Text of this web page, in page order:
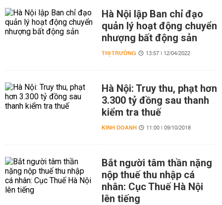
Hà Nội lập Ban chỉ đạo
quản lý hoạt động chuyển
nhượng bất động sản
THỊ TRƯỜNG 13:57 | 12/04/2022
Hà Nội: Truy thu, phạt hơn
3.300 tỷ đồng sau thanh
kiểm tra thuế
KINH DOANH 11:00 | 09/10/2018
Bắt người tâm thần nặng
nộp thuế thu nhập cá
nhân: Cục Thuế Hà Nội
lên tiếng